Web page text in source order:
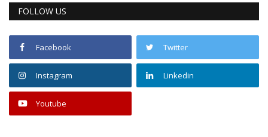
FOLLOW US
Facebook Twitter
Instagram Linkedin
Youtube